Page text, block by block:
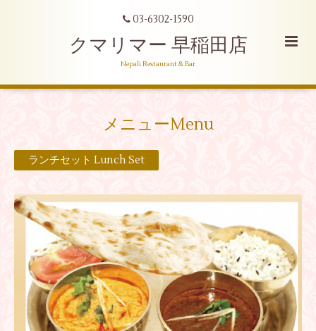
03-6302-1590
クマリマー 早稲田店
Nepali Restaurant & Bar
メニューMenu
ランチセット Lunch Set